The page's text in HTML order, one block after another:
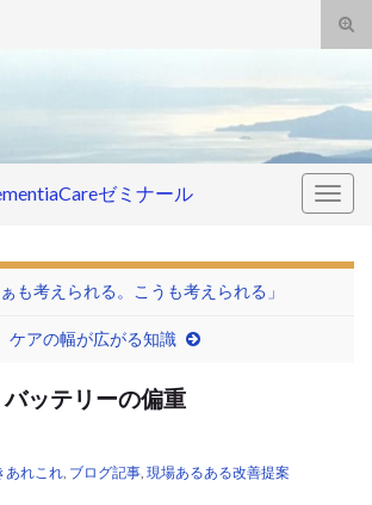
ゼミナール
も考えられる。こうも考えられる」
ケアの幅が広がる知識
ッテリーの偏重
あれこれ ブログ記事 現場あるある改善提案